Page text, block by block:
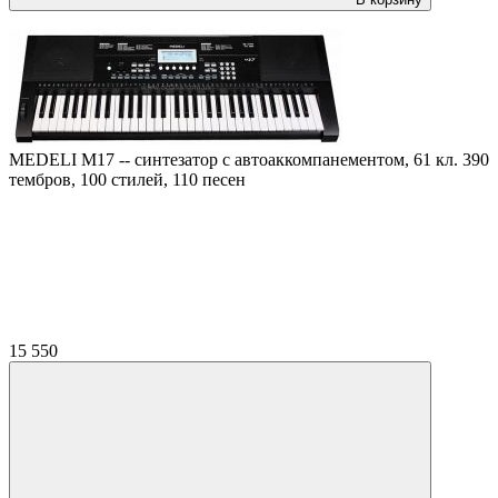
MEDELI M17 -- синтезатор с автоаккомпанементом, 61 кл. 390
тембров, 100 стилей, 110 песен
15 550